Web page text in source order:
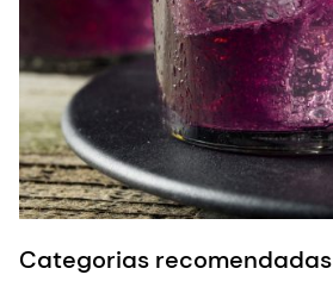
Categorias recomendadas